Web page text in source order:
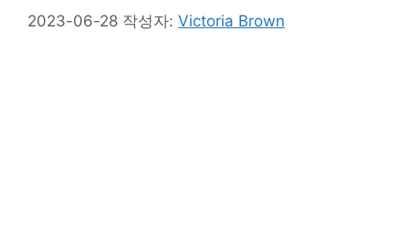
2023-06-28 작성자: Victoria Brown